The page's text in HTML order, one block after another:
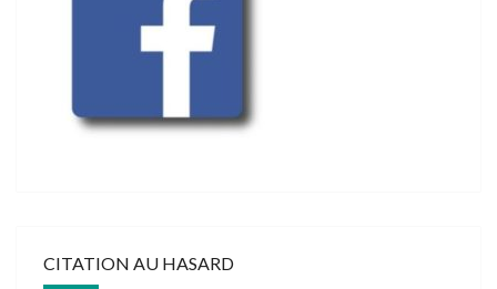
CITATION AU HASARD